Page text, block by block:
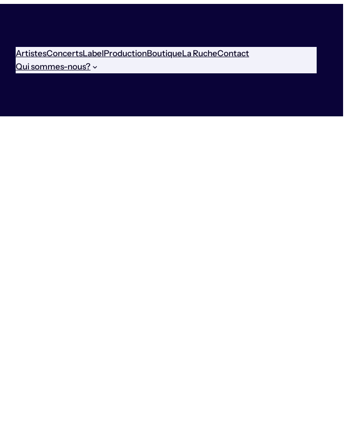
ArtistesConcertsLabelProductionBoutiqueLa RucheContact
Qui sommes-nous?